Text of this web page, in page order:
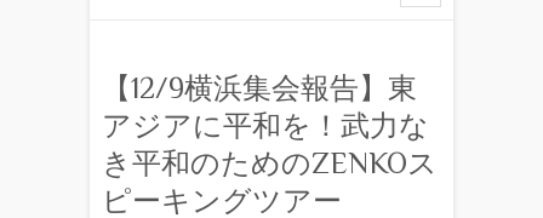
【12/9横浜集会報告】東
アジアに平和を！武力な
き平和のためのZENKOス
ピーキングツアー